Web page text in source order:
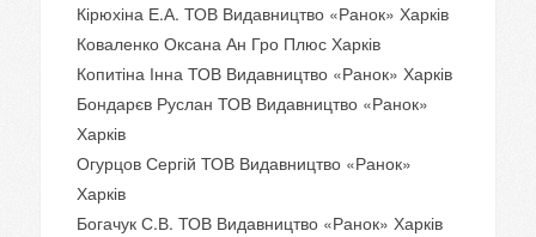
Кірюхіна Е.А. ТОВ Видавництво «Ранок» Харків
Коваленко Оксана Ан Гро Плюс Харків
Копитіна Інна ТОВ Видавництво «Ранок» Харків
Бондарєв Руслан ТОВ Видавництво «Ранок»
Харків
Огурцов Сергій ТОВ Видавництво «Ранок»
Харків
Богачук С.В. ТОВ Видавництво «Ранок» Харків